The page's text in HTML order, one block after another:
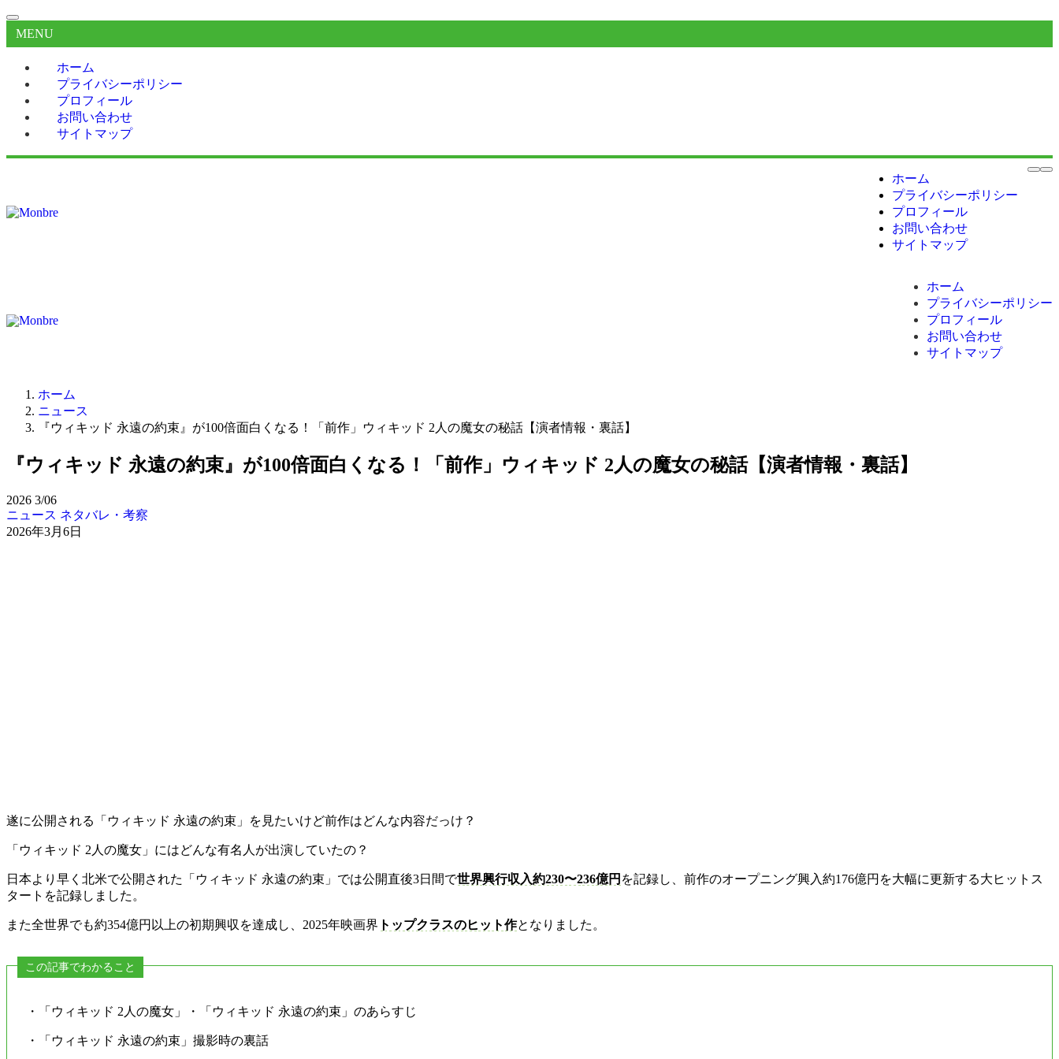
MENU
ホーム
プライバシーポリシー
プロフィール
お問い合わせ
サイトマップ
ホーム
プライバシーポリシー
プロフィール
お問い合わせ
サイトマップ
ホーム
プライバシーポリシー
プロフィール
お問い合わせ
サイトマップ
ホーム
ニュース
『ウィキッド 永遠の約束』が100倍面白くなる！「前作」ウィキッド 2人の魔女の秘話【演者情報・裏話】
『ウィキッド 永遠の約束』が100倍面白くなる！「前作」ウィキッド 2人の魔女の秘話【演者情報・裏話】
2026 3/06
ニュース ネタバレ・考察
2026年3月6日
遂に公開される「ウィキッド 永遠の約束」を見たいけど前作はどんな内容だっけ？
「ウィキッド 2人の魔女」にはどんな有名人が出演していたの？
日本より早く北米で公開された「ウィキッド 永遠の約束」では公開直後3日間で世界興行収入約230〜236億円 を記録し、前作のオープニング興入約176億円を大幅に更新する大ヒットス
タートを記録しました。
また全世界でも約354億円以上の初期興収を達成し、2025年映画界 トップクラスのヒット作となりました。
この記事でわかること
・「ウィキッド 2人の魔女」・「ウィキッド 永遠の約束」のあらすじ
・「ウィキッド 永遠の約束」撮影時の裏話